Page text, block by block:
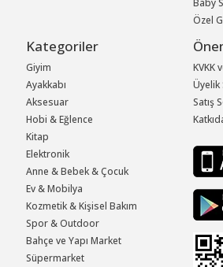
Baby
Özel
Kategoriler
Giyim
Ayakkabı
Aksesuar
Hobi & Eğlence
Kitap
Elektronik
Anne & Bebek & Çocuk
Ev & Mobilya
Kozmetik & Kişisel Bakım
Spor & Outdoor
Bahçe ve Yapı Market
Süpermarket
KVKK
Üyelik
Satış